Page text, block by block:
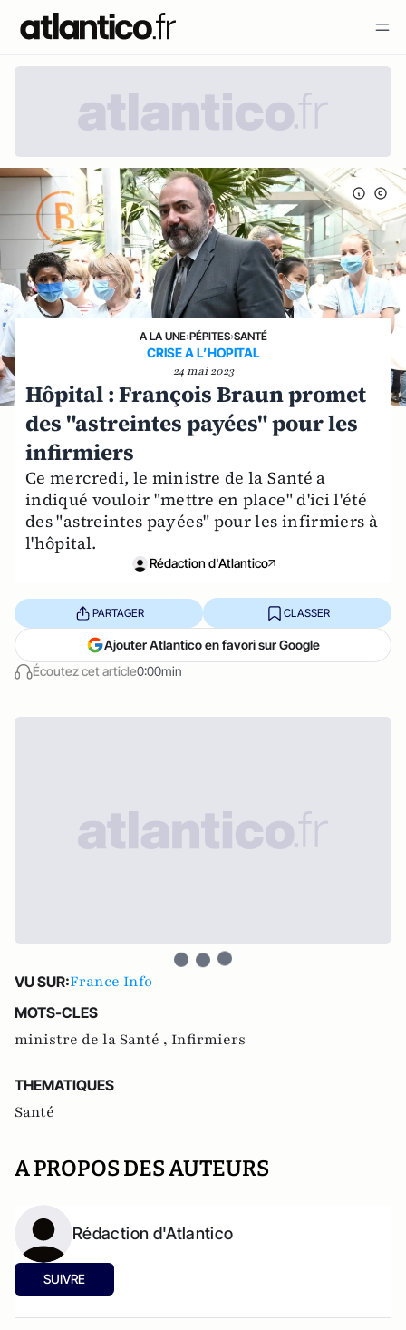
A LA UNE›PÉPITES›SANTÉ
CRISE A L’HOPITAL
24 mai 2023
Hôpital : François Braun promet
des "astreintes payées" pour les
infirmiers
Ce mercredi, le ministre de la Santé a
indiqué vouloir "mettre en place" d'ici l'été
des "astreintes payées" pour les infirmiers à
l'hôpital.
Rédaction d'Atlantico
Écoutez cet article0:00min
PARTAGER CLASSER
Ajouter Atlantico en favori sur Google
VU SUR:France Info
MOTS-CLES
ministre de la Santé , Infirmiers
THEMATIQUES
Santé
A PROPOS DES AUTEURS
Rédaction d'Atlantico
SUIVRE